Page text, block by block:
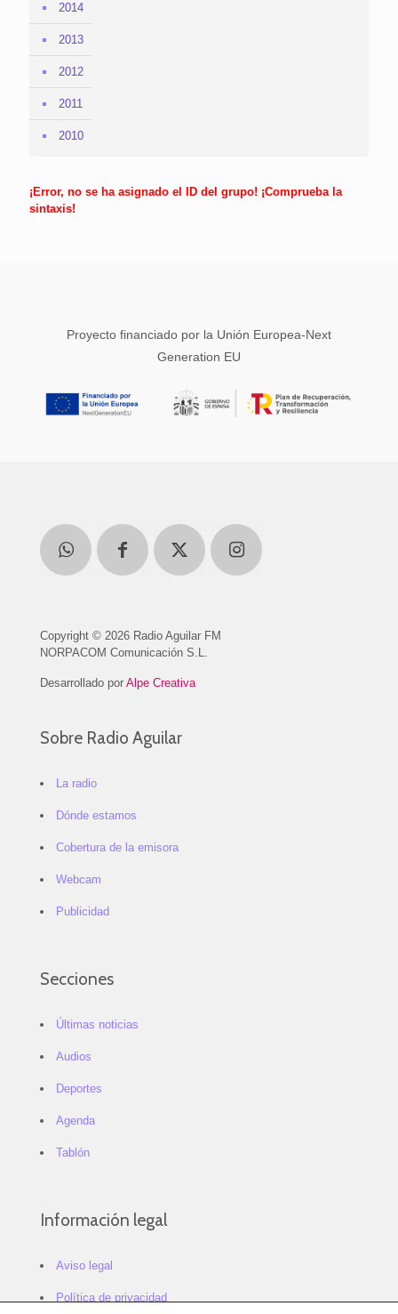
2014
2013
2012
2011
2010
¡Error, no se ha asignado el ID del grupo! ¡Comprueba la
sintaxis!
Proyecto financiado por la Unión Europea-Next
Generation EU
Copyright © 2026 Radio Aguilar FM
NORPACOM Comunicación S.L.
Desarrollado por Alpe Creativa
Sobre Radio Aguilar
La radio
Dónde estamos
Cobertura de la emisora
Webcam
Publicidad
Secciones
Últimas noticias
Audios
Deportes
Agenda
Tablón
Información legal
Aviso legal
Política de privacidad